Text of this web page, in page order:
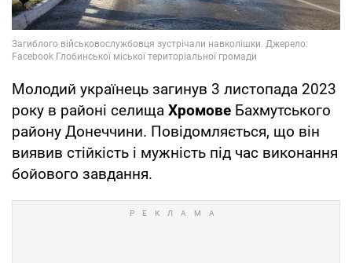
Молодий українець загинув 3 листопада 2023
року в районі селища Хромове Бахмутського
району Донеччини. Повідомляється, що він
виявив стійкість і мужність під час виконання
бойового завдання.